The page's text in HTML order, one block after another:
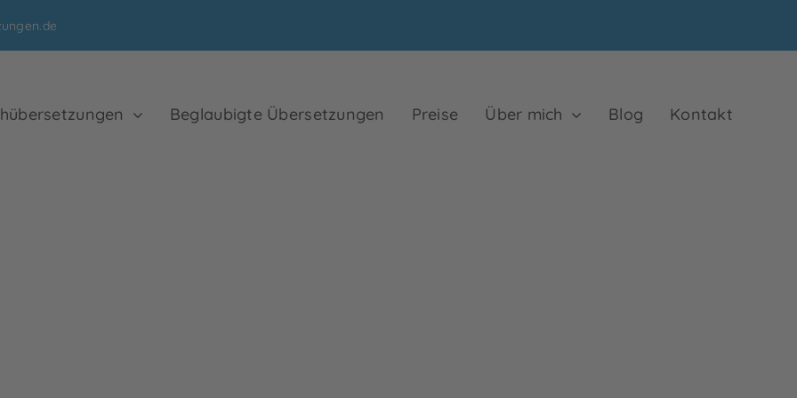
Beglaubigte Übersetzungen Preise Über mich Blog Kontakt